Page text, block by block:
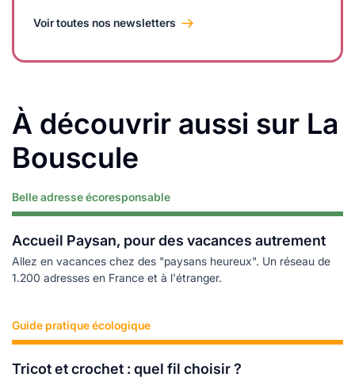
Voir toutes nos newsletters
À découvrir aussi sur La
Bouscule
Belle adresse écoresponsable
Accueil Paysan, pour des vacances autrement
Allez en vacances chez des "paysans heureux". Un réseau de
1.200 adresses en France et à l'étranger.
Lire plus
Guide pratique écologique
Tricot et crochet : quel fil choisir ?
Lire plus